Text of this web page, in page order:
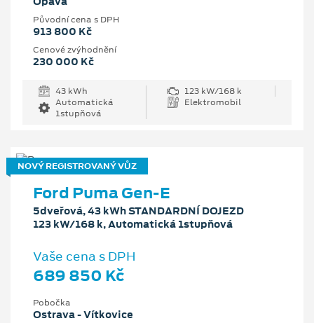
Původní cena s DPH
913 800 Kč
Cenové zvýhodnění
230 000 Kč
43 kWh
123 kW/168 k
Automatická
1stupňová
Elektromobil
NOVÝ REGISTROVANÝ VŮZ
Ford Puma Gen-E
5dveřová, 43 kWh STANDARDNÍ DOJEZD
123 kW/168 k, Automatická 1stupňová
Vaše cena s DPH
689 850 Kč
Pobočka
Ostrava - Vítkovice